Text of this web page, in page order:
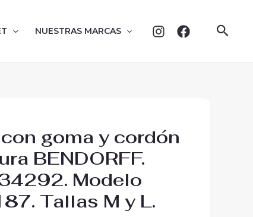
NUESTRAS MARCAS
goma y cordón
BENDORFF.
Modelo
Tallas M y L.
El
precio
actual
es:
44,95€.